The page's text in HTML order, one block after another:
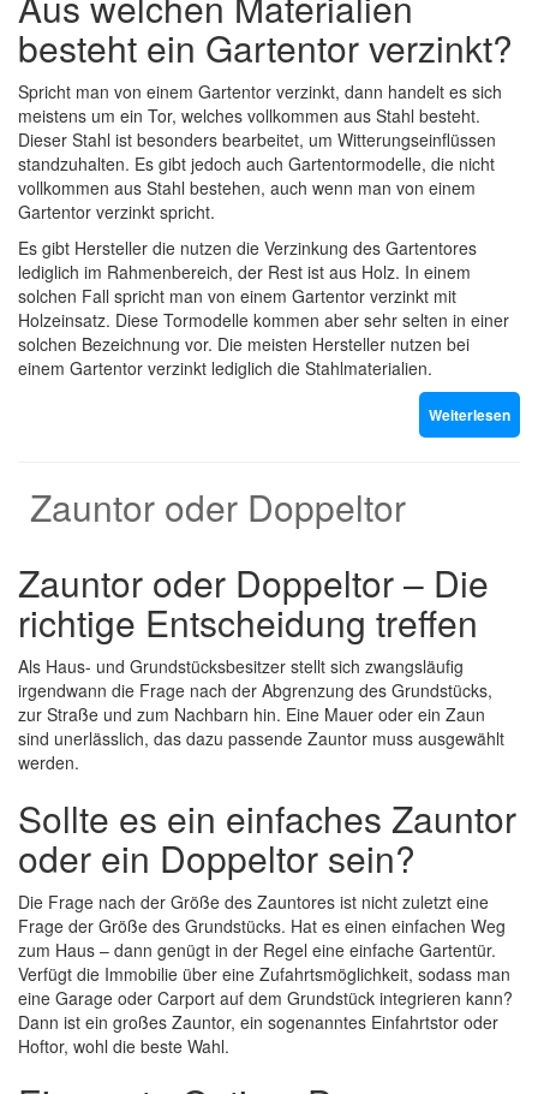
besteht ein Gartentor verzinkt?
Spricht man von einem Gartentor verzinkt, dann handelt es sich
meistens um ein Tor, welches vollkommen aus Stahl besteht.
Dieser Stahl ist besonders bearbeitet, um Witterungseinflüssen
standzuhalten. Es gibt jedoch auch Gartentormodelle, die nicht
vollkommen aus Stahl bestehen, auch wenn man von einem
Gartentor verzinkt spricht.
Es gibt Hersteller die nutzen die Verzinkung des Gartentores
lediglich im Rahmenbereich, der Rest ist aus Holz. In einem
solchen Fall spricht man von einem Gartentor verzinkt mit
Holzeinsatz. Diese Tormodelle kommen aber sehr selten in einer
solchen Bezeichnung vor. Die meisten Hersteller nutzen bei
einem Gartentor verzinkt lediglich die Stahlmaterialien.
Weiterlesen
Zauntor oder Doppeltor
Zauntor oder Doppeltor – Die
richtige Entscheidung treffen
Als Haus- und Grundstücksbesitzer stellt sich zwangsläufig
irgendwann die Frage nach der Abgrenzung des Grundstücks,
zur Straße und zum Nachbarn hin. Eine Mauer oder ein Zaun
sind unerlässlich, das dazu passende Zauntor muss ausgewählt
werden.
Sollte es ein einfaches Zauntor
oder ein Doppeltor sein?
Die Frage nach der Größe des Zauntores ist nicht zuletzt eine
Frage der Größe des Grundstücks. Hat es einen einfachen Weg
zum Haus – dann genügt in der Regel eine einfache Gartentür.
Verfügt die Immobilie über eine Zufahrtsmöglichkeit, sodass man
eine Garage oder Carport auf dem Grundstück integrieren kann?
Dann ist ein großes Zauntor, ein sogenanntes Einfahrtstor oder
Hoftor, wohl die beste Wahl.